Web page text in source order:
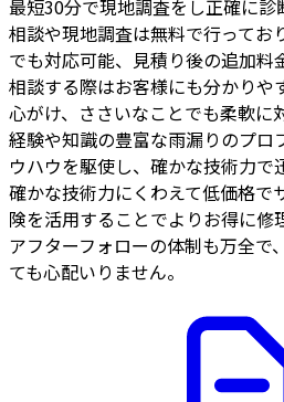
最短30分で現地調査をし正確に診
相談や現地調査は無料で行ってお
でも対応可能、見積り後の追加料
相談する際はお客様にも分かりや
心がけ、ささいなことでも柔軟に
経験や知識の豊富な雨漏りのプロ
ウハウを駆使し、確かな技術力で
確かな技術力にくわえて低価格で
険を活用することでよりお得に修
アフターフォローの体制も万全で
ても心配いりません。